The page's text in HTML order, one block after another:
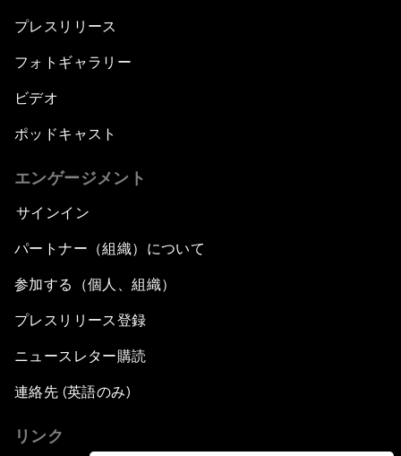
プレスリリース
フォトギャラリー
ビデオ
ポッドキャスト
エンゲージメント
サインイン
パートナー（組織）について
参加する（個人、組織）
プレスリリース登録
ニュースレター購読
連絡先 (英語のみ)
リンク